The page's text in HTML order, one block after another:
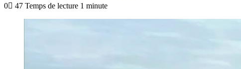
0
47 Temps de lecture 1 minute